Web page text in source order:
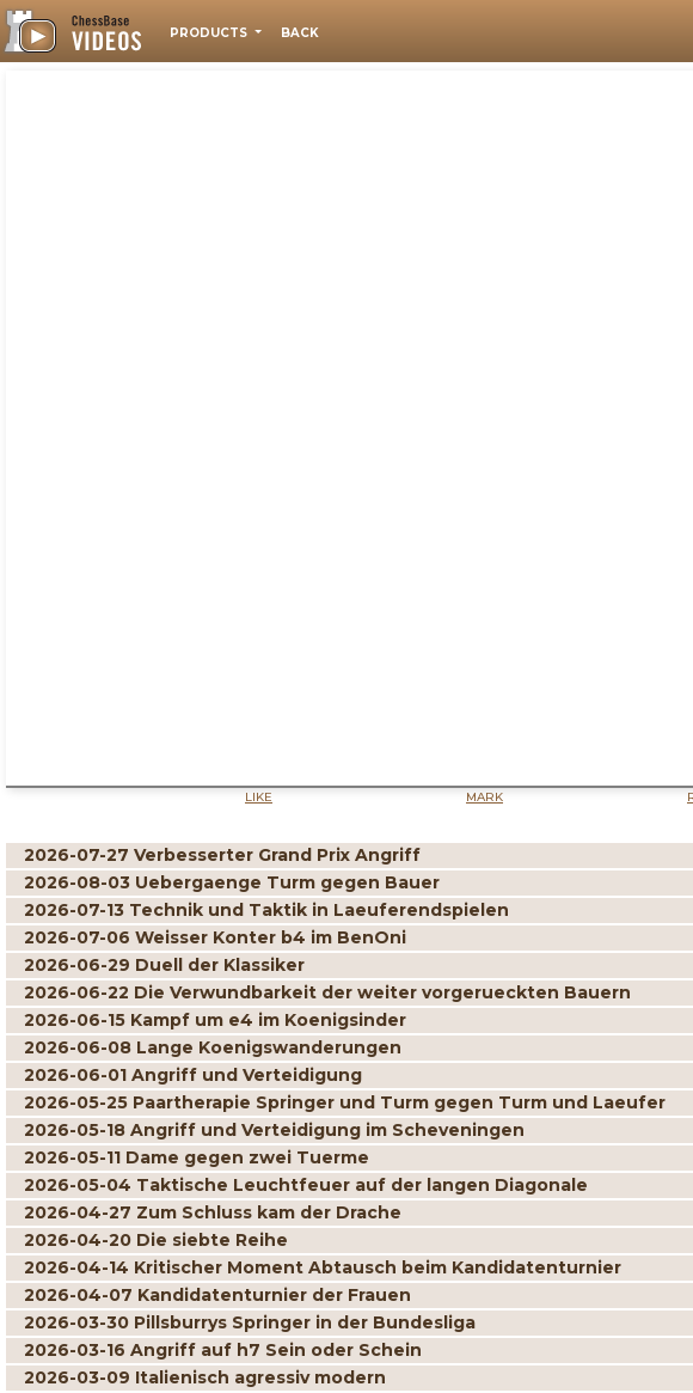
PRODUCTS BACK
LIKE MARK
2026-07-27 Verbesserter Grand Prix Angriff
2026-08-03 Uebergaenge Turm gegen Bauer
2026-07-13 Technik und Taktik in Laeuferendspielen
2026-07-06 Weisser Konter b4 im BenOni
2026-06-29 Duell der Klassiker
2026-06-22 Die Verwundbarkeit der weiter vorgerueckten Bauern
2026-06-15 Kampf um e4 im Koenigsinder
2026-06-08 Lange Koenigswanderungen
2026-06-01 Angriff und Verteidigung
2026-05-25 Paartherapie Springer und Turm gegen Turm und Laeufer
2026-05-18 Angriff und Verteidigung im Scheveningen
2026-05-11 Dame gegen zwei Tuerme
2026-05-04 Taktische Leuchtfeuer auf der langen Diagonale
2026-04-27 Zum Schluss kam der Drache
2026-04-20 Die siebte Reihe
2026-04-14 Kritischer Moment Abtausch beim Kandidatenturnier
2026-04-07 Kandidatenturnier der Frauen
2026-03-30 Pillsburrys Springer in der Bundesliga
2026-03-16 Angriff auf h7 Sein oder Schein
2026-03-09 Italienisch agressiv modern